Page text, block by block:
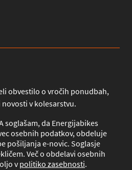
obvestilo o vročih ponudbah,
v kolesarstvu.
soglašam, da Energijabikes
osebnih podatkov, obdeluje
pošiljanja e-novic. Soglasje
Več o obdelavi osebnih
vpolitiko zasebnosti.